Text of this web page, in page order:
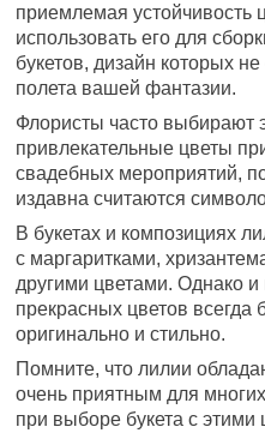
приемлемая устойчивость
использовать его для
букетов, дизайн которых
полета вашей фантазии.
Флористы часто выбирают
привлекательные цветы
свадебных мероприятий,
издавна считаются
В букетах и композициях
с маргаритками,
другими цветами. Однако и
прекрасных цветов всегда
оригинально и стильно.
Помните, что лилии
очень приятным для
при выборе букета с